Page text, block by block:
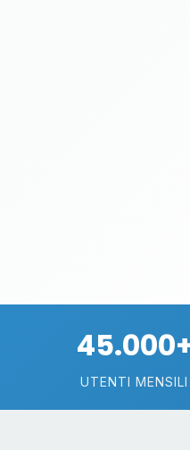
UTENTI MENSILI